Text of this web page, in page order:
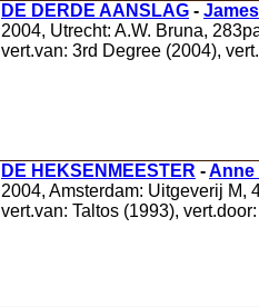
DE DERDE AANSLAG -
2004, Utrecht: A.W. Bruna,
vert.van: 3rd Degree (2004),
DE HEKSENMEESTER -Anne
2004, Amsterdam: Uitgeverij M,
vert.van: Taltos (1993),